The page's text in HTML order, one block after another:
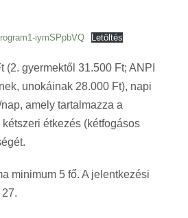
iymSPpbVQ Letöltés
(2. gyermektől 31.500 Ft; ANPI
unokáinak 28.000 Ft), napi
amely tartalmazza a
étkezés (kétfogásos
minimum 5 fő. A jelentkezési